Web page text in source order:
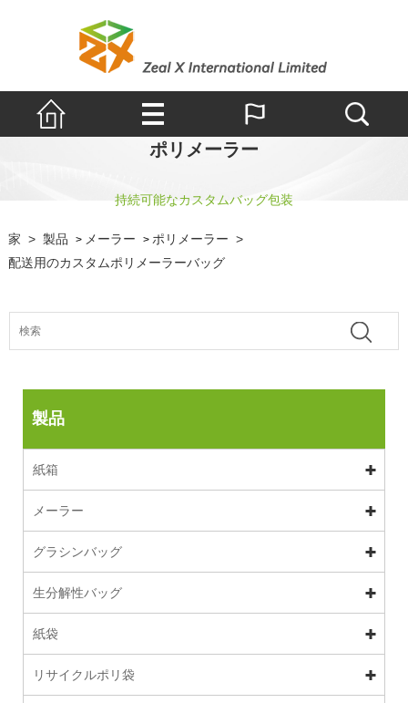
ポリメーラー
持続可能なカスタムバッグ包装
家 > 製品 > メーラー > ポリメーラー >
配送用のカスタムポリメーラーバッグ
製品
紙箱
メーラー
グラシンバッグ
生分解性バッグ
紙袋
リサイクルポリ袋